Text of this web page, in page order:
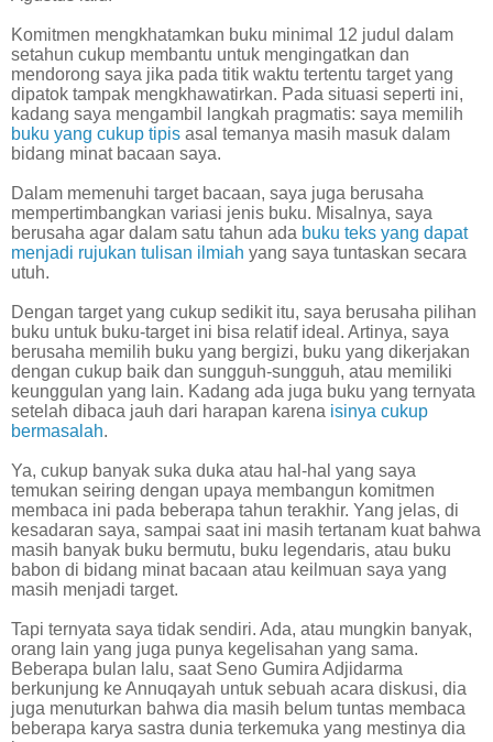
Komitmen mengkhatamkan buku minimal 12 judul dalam
setahun cukup membantu untuk mengingatkan dan
mendorong saya jika pada titik waktu tertentu target yang
dipatok tampak mengkhawatirkan. Pada situasi seperti ini,
kadang saya mengambil langkah pragmatis: saya memilih
buku yang cukup tipis asal temanya masih masuk dalam
bidang minat bacaan saya.
Dalam memenuhi target bacaan, saya juga berusaha
mempertimbangkan variasi jenis buku. Misalnya, saya
berusaha agar dalam satu tahun ada buku teks yang dapat
menjadi rujukan tulisan ilmiah yang saya tuntaskan secara
utuh.
Dengan target yang cukup sedikit itu, saya berusaha pilihan
buku untuk buku-target ini bisa relatif ideal. Artinya, saya
berusaha memilih buku yang bergizi, buku yang dikerjakan
dengan cukup baik dan sungguh-sungguh, atau memiliki
keunggulan yang lain. Kadang ada juga buku yang ternyata
setelah dibaca jauh dari harapan karena isinya cukup
bermasalah.
Ya, cukup banyak suka duka atau hal-hal yang saya
temukan seiring dengan upaya membangun komitmen
membaca ini pada beberapa tahun terakhir. Yang jelas, di
kesadaran saya, sampai saat ini masih tertanam kuat bahwa
masih banyak buku bermutu, buku legendaris, atau buku
babon di bidang minat bacaan atau keilmuan saya yang
masih menjadi target.
Tapi ternyata saya tidak sendiri. Ada, atau mungkin banyak,
orang lain yang juga punya kegelisahan yang sama.
Beberapa bulan lalu, saat Seno Gumira Adjidarma
berkunjung ke Annuqayah untuk sebuah acara diskusi, dia
juga menuturkan bahwa dia masih belum tuntas membaca
beberapa karya sastra dunia terkemuka yang mestinya dia